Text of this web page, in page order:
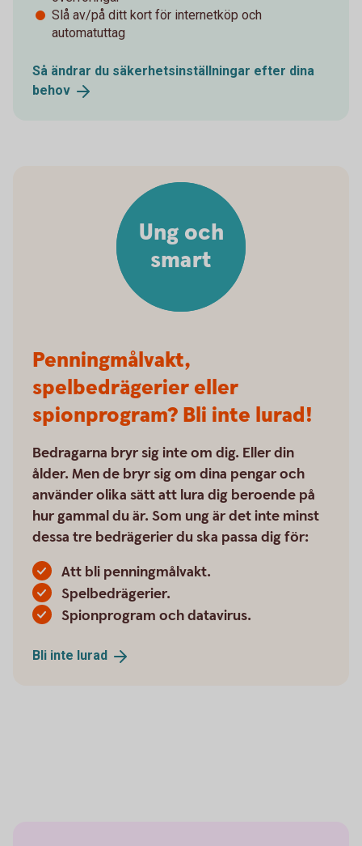
Slå av/på ditt kort för internetköp och
automatuttag
Så ändrar du säkerhetsinställningar efter dina
behov
Penningmålvakt,
spelbedrägerier eller
spionprogram? Bli inte lurad!
Bedragarna bryr sig inte om dig. Eller din
ålder. Men de bryr sig om dina pengar och
använder olika sätt att lura dig beroende på
hur gammal du är. Som ung är det inte minst
dessa tre bedrägerier du ska passa dig för:
Att bli penningmålvakt.
Spelbedrägerier.
Spionprogram och datavirus.
Bli inte lurad
Ung och
smart